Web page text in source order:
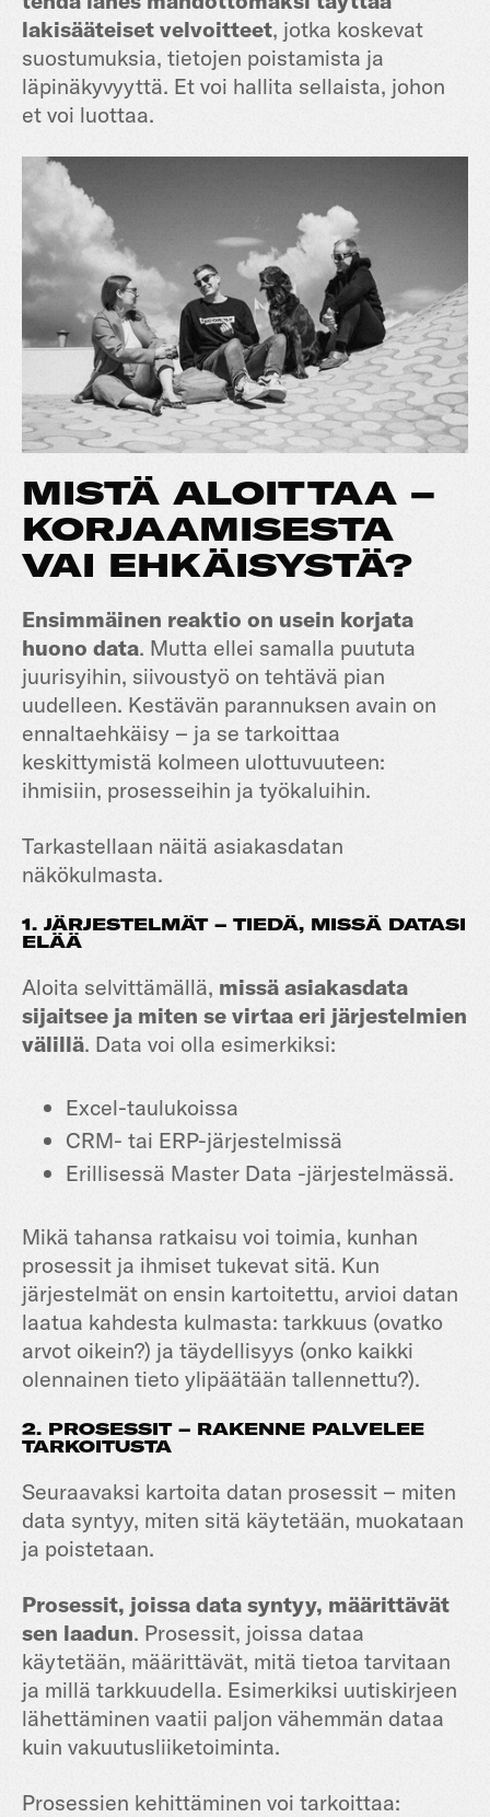
lakisääteiset velvoitteet, jotka koskevat
suostumuksia, tietojen poistamista ja
läpinäkyvyyttä. Et voi hallita sellaista, johon
et voi luottaa.
MISTÄ ALOITTAA –
KORJAAMISESTA
VAI EHKÄISYSTÄ?
Ensimmäinen reaktio on usein korjata
huono data. Mutta ellei samalla puututa
juurisyihin, siivoustyö on tehtävä pian
uudelleen. Kestävän parannuksen avain on
ennaltaehkäisy – ja se tarkoittaa
keskittymistä kolmeen ulottuvuuteen:
ihmisiin, prosesseihin ja työkaluihin.
Tarkastellaan näitä asiakasdatan
näkökulmasta.
1. JÄRJESTELMÄT – TIEDÄ, MISSÄ DATASI
ELÄÄ
Aloita selvittämällä, missä asiakasdata
sijaitsee ja miten se virtaa eri järjestelmien
välillä. Data voi olla esimerkiksi:
Excel-taulukoissa
CRM- tai ERP-järjestelmissä
Erillisessä Master Data -järjestelmässä.
Mikä tahansa ratkaisu voi toimia, kunhan
prosessit ja ihmiset tukevat sitä. Kun
järjestelmät on ensin kartoitettu, arvioi datan
laatua kahdesta kulmasta: tarkkuus (ovatko
arvot oikein?) ja täydellisyys (onko kaikki
olennainen tieto ylipäätään tallennettu?).
2. PROSESSIT – RAKENNE PALVELEE
TARKOITUSTA
Seuraavaksi kartoita datan prosessit – miten
data syntyy, miten sitä käytetään, muokataan
ja poistetaan.
Prosessit, joissa data syntyy, määrittävät
sen laadun. Prosessit, joissa dataa
käytetään, määrittävät, mitä tietoa tarvitaan
ja millä tarkkuudella. Esimerkiksi uutiskirjeen
lähettäminen vaatii paljon vähemmän dataa
kuin vakuutusliiketoiminta.
Prosessien kehittäminen voi tarkoittaa: